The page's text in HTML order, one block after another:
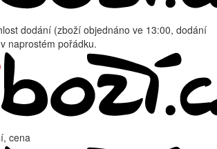
dodání (zboží objednáno ve 13:00, dodání
naprostém pořádku.
cena